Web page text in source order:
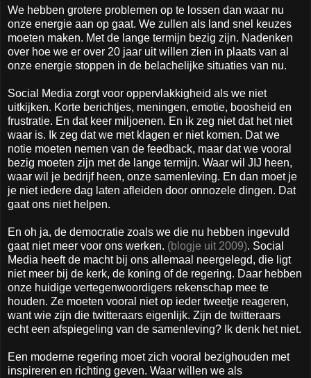
We hebben grotere problemen op te lossen dan waar nu
onze energie aan op gaat. We zullen als land snel keuzes
moeten maken. Met de lange termijn bezig zijn. Nadenken
over hoe we er over 20 jaar uit willen zien in plaats van al
onze energie stoppen in de belachelijke situaties van nu.
Social Media zorgt voor oppervlakkigheid als we niet
uitkijken. Korte berichtjes, meningen, emotie, boosheid en
frustratie. En dat keer miljoenen. En ik zeg niet dat het niet
waar is. Ik zeg dat we met klagen er niet komen. Dat we
notie moeten nemen van de feedback, maar dat we vooral
bezig moeten zijn met de lange termijn. Waar wil JIJ heen,
waar wil je bedrijf heen, onze samenleving. En dan moet je
je niet iedere dag laten afleiden door onnozele dingen. Dat
gaat ons niet helpen.
En oh ja, de democratie zoals we die nu hebben ingevuld
gaat niet meer voor ons werken. (blogje uit 2009). Social
Media heeft de macht bij ons allemaal neergelegd, die ligt
niet meer bij de kerk, de koning of de regering. Daar hebben
onze huidige vertegenwoordigers rekenschap mee te
houden. Ze moeten vooral niet op ieder tweetje reageren,
want wie zijn die twitteraars eigenlijk. Zijn de twitteraars
echt een afspiegeling van de samenleving? Ik denk het niet.
Een moderne regering moet zich vooral bezighouden met
inspireren en richting geven. Waar willen we als